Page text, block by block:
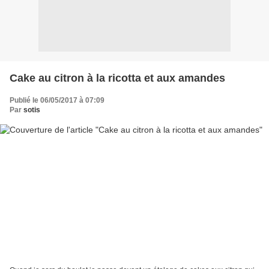
Cake au citron à la ricotta et aux amandes
Publié le 06/05/2017 à 07:09
Par sotis